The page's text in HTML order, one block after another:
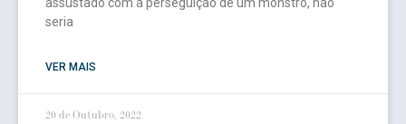
seria
VER MAIS
20 de Outubro, 2022